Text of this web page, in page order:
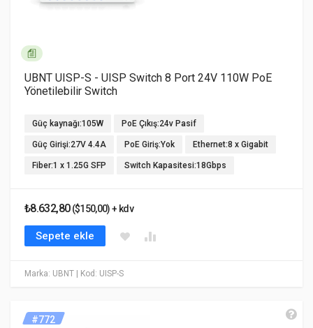
Marka: UBNT | Kod: UISP-S
UBNT UISP-S - UISP Switch 8 Port 24V 110W PoE
Yönetilebilir Switch
Güç kaynağı:105W PoE Çıkış:24v Pasif
Güç Girişi:27V 4.4A PoE Giriş:Yok Ethernet:8 x Gigabit
Fiber:1 x 1.25G SFP Switch Kapasitesi:18Gbps
₺8.632,80($150,00) + kdv
Sepete ekle
#772